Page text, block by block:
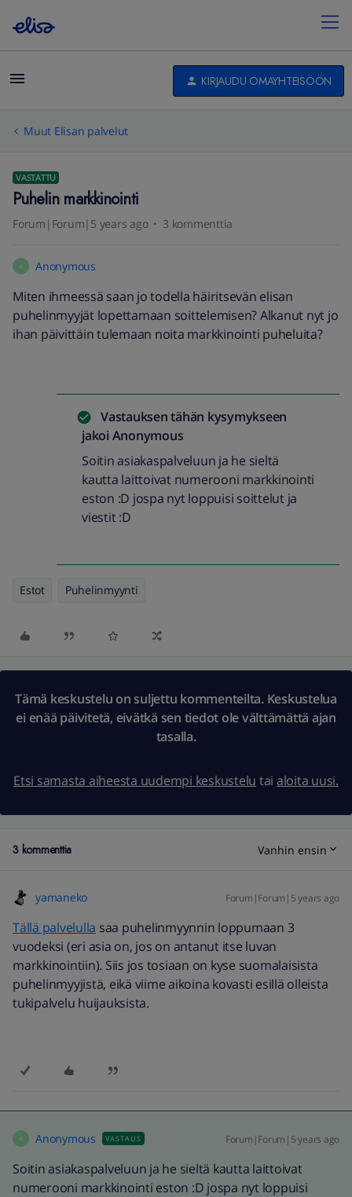
KIRJAUDU OMAYHTEISÖÖN
Muut Elisan palvelut
VASTATTU
Puhelin markkinointi
Forum|Forum|5 years ago 3 kommenttia
A Anonymous
Miten ihmeessä saan jo todella häiritsevän elisan
puhelinmyyjät lopettamaan soittelemisen? Alkanut nyt jo
ihan päivittäin tulemaan noita markkinointi puheluita?
Vastauksen tähän kysymykseen
jakoi Anonymous
Soitin asiakaspalveluun ja he sieltä
kautta laittoivat numerooni markkinointi
eston :D jospa nyt loppuisi soittelut ja
viestit :D
Estot Puhelinmyynti
Tämä keskustelu on suljettu kommenteilta. Keskustelua
ei enää päivitetä, eivätkä sen tiedot ole välttämättä ajan
tasalla.
Etsi samasta aiheesta uudempi keskustelu tai aloita uusi.
3 kommenttia Vanhin ensin
yamaneko Forum|Forum|5 years ago
Tällä palvelulla saa puhelinmyynnin loppumaan 3
vuodeksi (eri asia on, jos on antanut itse luvan
markkinointiin). Siis jos tosiaan on kyse suomalaisista
puhelinmyyjistä, eikä viime aikoina kovasti esillä olleista
tukipalvelu huijauksista.
A Anonymous VASTAUS Forum|Forum|5 years ago
Soitin asiakaspalveluun ja he sieltä kautta laittoivat
numerooni markkinointi eston :D jospa nyt loppuisi